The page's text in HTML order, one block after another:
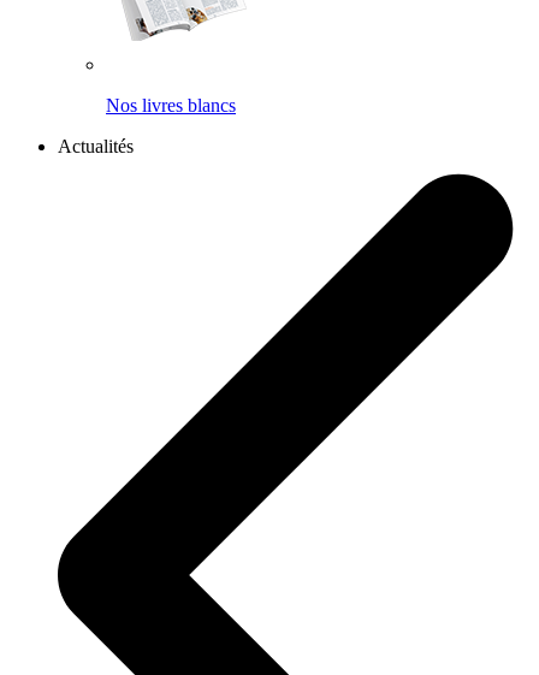
Nos livres blancs
Actualités